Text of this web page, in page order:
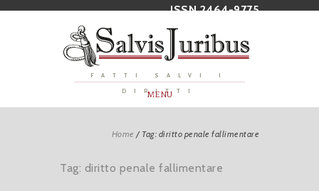
ISSN 2464-9775
FATTI SALVI I
DIRITTI
MENU
Home / Tag: diritto penale fallimentare
Tag: diritto penale fallimentare